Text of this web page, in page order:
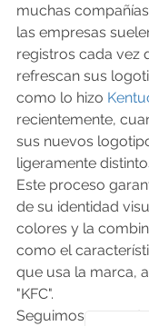
muchas
las empresas
registros cada vez
refrescan sus
como lo hizo
recientemente,
sus nuevos
ligeramente
Este proceso
de su identidad
colores y la
como el
que usa la marca,
"KFC".
Seguimos